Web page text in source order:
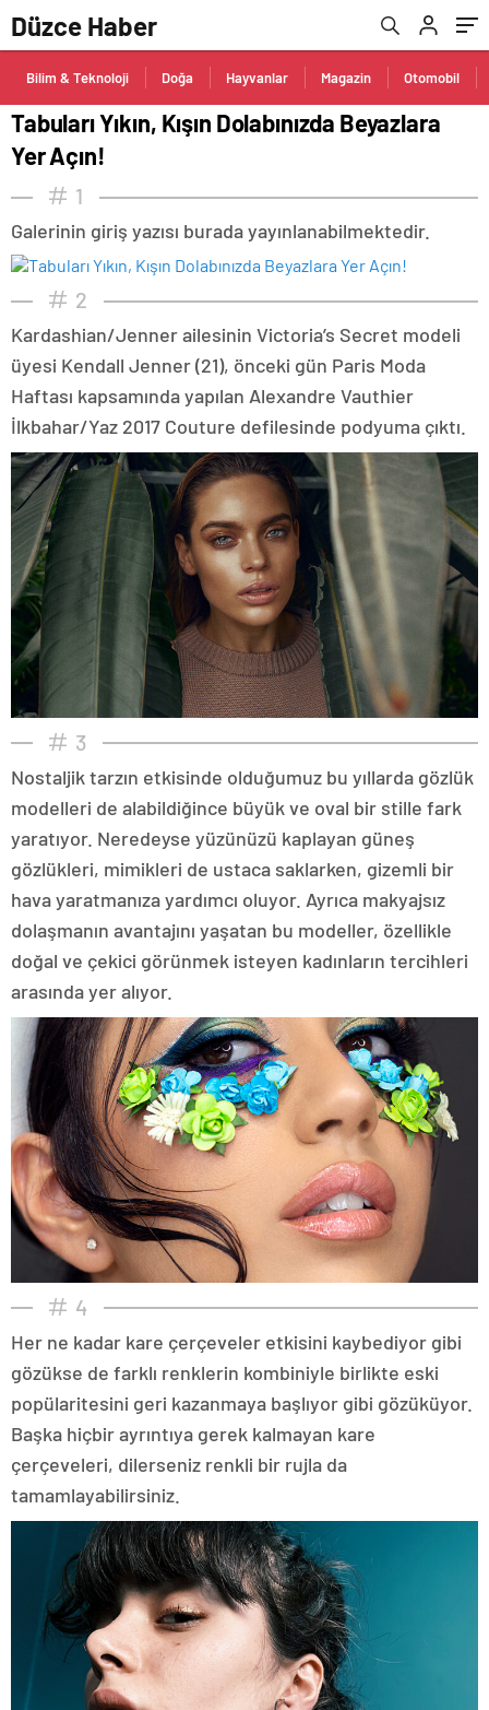
Düzce Haber
Bilim & Teknoloji Doğa Hayvanlar Magazin Otomobil
Tabuları Yıkın, Kışın Dolabınızda Beyazlara
Yer Açın!
1
Galerinin giriş yazısı burada yayınlanabilmektedir.
2
Kardashian/Jenner ailesinin Victoria’s Secret modeli
üyesi Kendall Jenner (21), önceki gün Paris Moda
Haftası kapsamında yapılan Alexandre Vauthier
İlkbahar/Yaz 2017 Couture defilesinde podyuma çıktı.
3
Nostaljik tarzın etkisinde olduğumuz bu yıllarda gözlük
modelleri de alabildiğince büyük ve oval bir stille fark
yaratıyor. Neredeyse yüzünüzü kaplayan güneş
gözlükleri, mimikleri de ustaca saklarken, gizemli bir
hava yaratmanıza yardımcı oluyor. Ayrıca makyajsız
dolaşmanın avantajını yaşatan bu modeller, özellikle
doğal ve çekici görünmek isteyen kadınların tercihleri
arasında yer alıyor.
4
Her ne kadar kare çerçeveler etkisini kaybediyor gibi
gözükse de farklı renklerin kombiniyle birlikte eski
popülaritesini geri kazanmaya başlıyor gibi gözüküyor.
Başka hiçbir ayrıntıya gerek kalmayan kare
çerçeveleri, dilerseniz renkli bir rujla da
tamamlayabilirsiniz.